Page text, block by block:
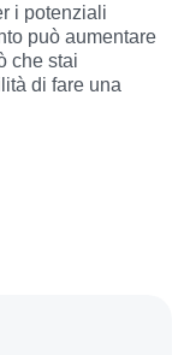
i potenziali
può aumentare
che stai
di fare una